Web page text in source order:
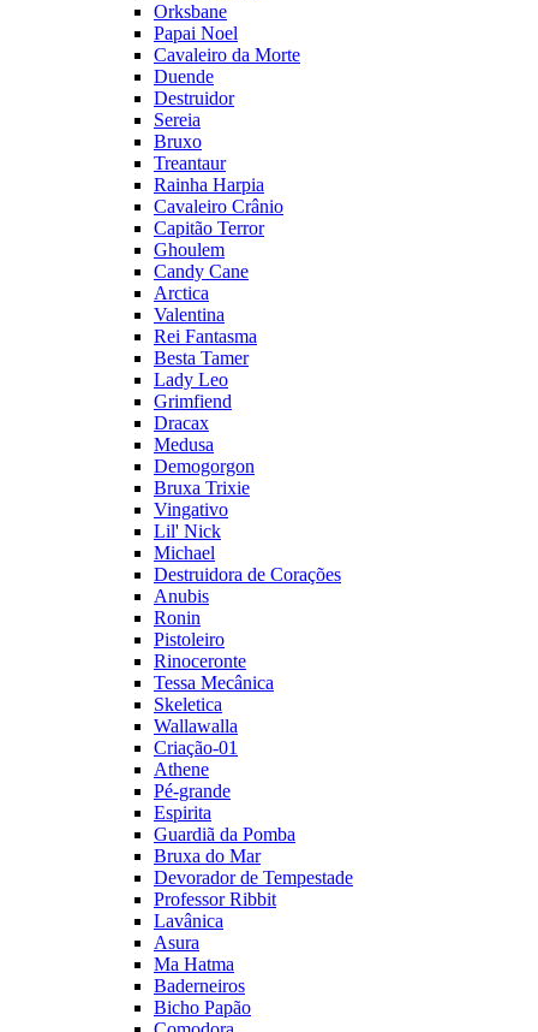
Orksbane
Papai Noel
Cavaleiro da Morte
Duende
Destruidor
Sereia
Bruxo
Treantaur
Rainha Harpia
Cavaleiro Crânio
Capitão Terror
Ghoulem
Candy Cane
Arctica
Valentina
Rei Fantasma
Besta Tamer
Lady Leo
Grimfiend
Dracax
Medusa
Demogorgon
Bruxa Trixie
Vingativo
Lil' Nick
Michael
Destruidora de Corações
Anubis
Ronin
Pistoleiro
Rinoceronte
Tessa Mecânica
Skeletica
Wallawalla
Criação-01
Athene
Pé-grande
Espirita
Guardiã da Pomba
Bruxa do Mar
Devorador de Tempestade
Professor Ribbit
Lavânica
Asura
Ma Hatma
Baderneiros
Bicho Papão